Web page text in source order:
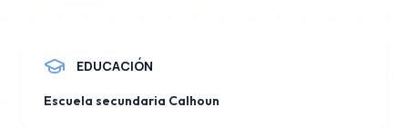
EDUCACIÓN
Escuela secundaria Calhoun